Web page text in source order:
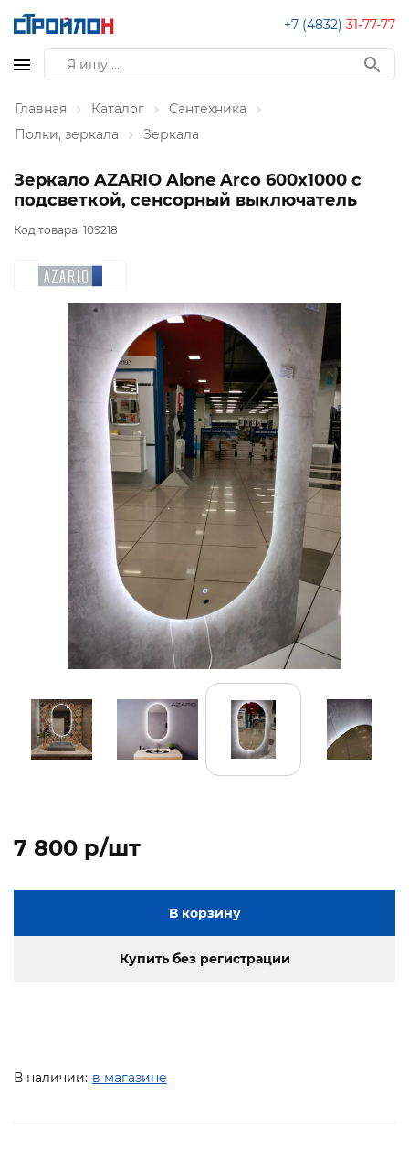
+7 (4832) 31-77-77
Главная Каталог
Сантехника
Полки, зеркала
Зеркала
Зеркало AZARIO Alone Arco 600х1000 с
подсветкой, сенсорный выключатель
Код товара: 109218
7 800 p/шт
В корзину
Купить без регистрации
В наличии: в магазине